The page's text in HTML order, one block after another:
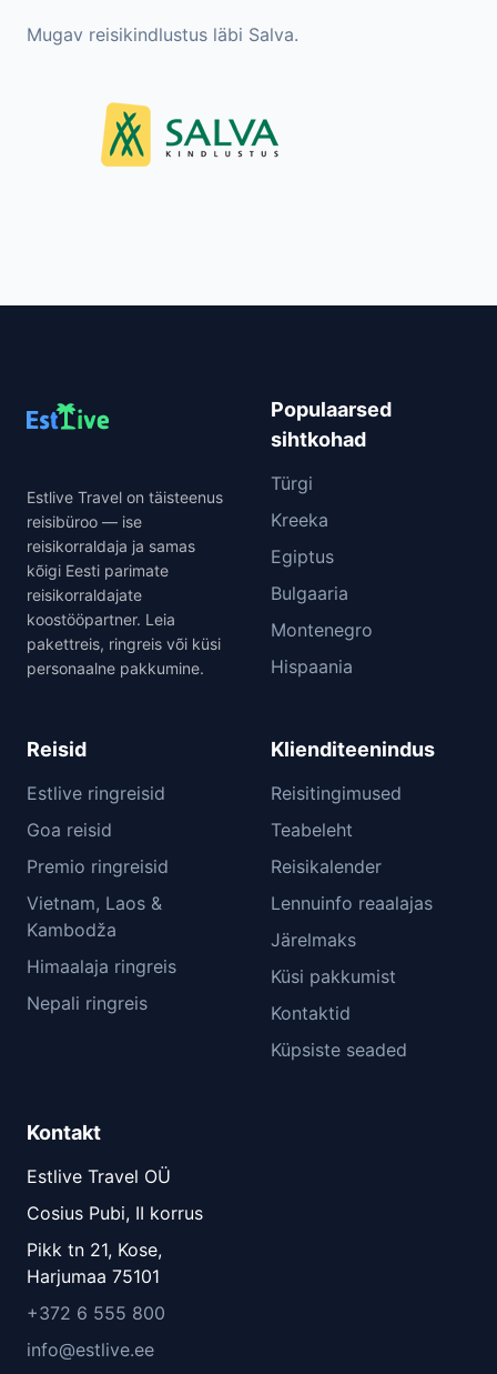
Mugav reisikindlustus läbi Salva.
Estlive Travel on täisteenus
reisibüroo — ise
reisikorraldaja ja samas
kõigi Eesti parimate
reisikorraldajate
koostööpartner. Leia
pakettreis, ringreis või küsi
personaalne pakkumine.
Populaarsed
sihtkohad
Türgi
Kreeka
Egiptus
Bulgaaria
Montenegro
Hispaania
Reisid
Estlive ringreisid
Goa reisid
Premio ringreisid
Vietnam, Laos &
Kambodža
Himaalaja ringreis
Nepali ringreis
Klienditeenindus
Reisitingimused
Teabeleht
Reisikalender
Lennuinfo reaalajas
Järelmaks
Küsi pakkumist
Kontaktid
Küpsiste seaded
Kontakt
Estlive Travel OÜ
Cosius Pubi, II korrus
Pikk tn 21, Kose,
Harjumaa 75101
+372 6 555 800
info@estlive.ee